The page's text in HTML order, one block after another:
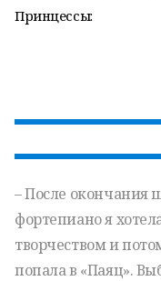
Принцессы:
– После окончания
фортепиано я
творчеством и
попала в «Паяц».